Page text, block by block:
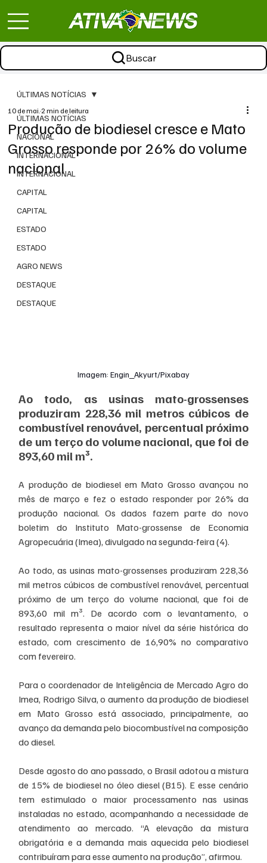
Buscar
ÚLTIMAS NOTÍCIAS
NACIONAL
INTERNACIONAL
INTERNACIONAL
CAPITAL
CAPITAL
ESTADO
ESTADO
AGRO NEWS
DESTAQUE
DESTAQUE
ÚLTIMAS NOTÍCIAS
Produção de biodiesel cresce e Mato
Grosso responde por 26% do volume
nacional
10 de mai.2 min de leitura
Imagem: Engin_Akyurt/Pixabay
Ao todo, as usinas mato-grossenses
produziram 228,36 mil metros cúbicos de
combustível renovável, percentual próximo
de um terço do volume nacional, que foi de
893,60 mil m³.
A produção de biodiesel em Mato Grosso avançou no
mês de março e fez o estado responder por 26% da
produção nacional. Os dados fazem parte do novo
boletim do Instituto Mato-grossense de Economia
Agropecuária (Imea), divulgado na segunda-feira (4).
Ao todo, as usinas mato-grossenses produziram 228,36
mil metros cúbicos de combustível renovável, percentual
próximo de um terço do volume nacional, que foi de
893,60 mil m³. De acordo com o levantamento, o
resultado representa o maior nível da série histórica do
estado, com crescimento de 16,90% no comparativo
com fevereiro.
Para o coordenador de Inteligência de Mercado Agro do
Imea, Rodrigo Silva, o aumento da produção de biodiesel
em Mato Grosso está associado, principalmente, ao
avanço da demanda pelo biocombustível na composição
do diesel.
Desde agosto do ano passado, o Brasil adotou a mistura
de 15% de biodiesel no óleo diesel (B15). E esse cenário
tem estimulado o maior processamento nas usinas
instaladas no estado, acompanhando a necessidade de
atendimento ao mercado. “A elevação da mistura
obrigatória e a demanda mais aquecida pelo biodiesel
contribuíram para esse aumento na produção”, afirmou.